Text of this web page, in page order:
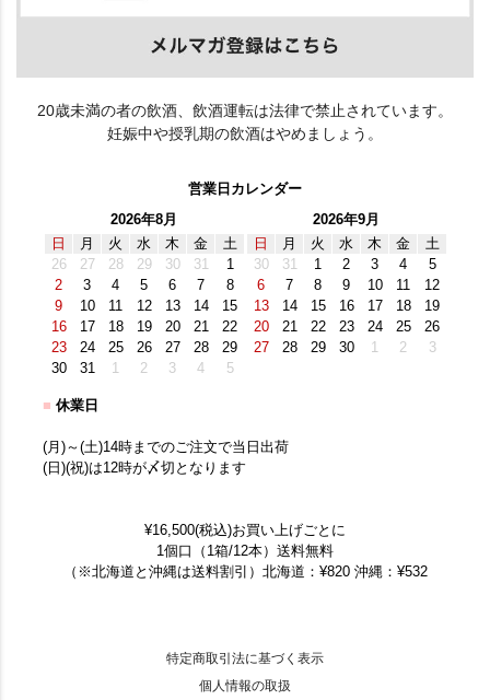
20歳未満の者の飲酒、飲酒運転は法律で禁止されています。
妊娠中や授乳期の飲酒はやめましょう。
営業日カレンダー
2026年8月
日
月 火 水 木 金
土
26
27 28 29 30 31
1
2
3 4 5 6 7
8
9
10 11 12 13 14
15
16
17 18 19 20 21
22
23
24 25 26 27 28
29
30
31 1 2 3 4 5
2026年9月
日
月 火 水 木 金
土
30
31 1 2 3 4
5
6
7 8 9 10 11
12
13
14 15 16 17 18
19
20
21 22 23 24 25
26
27
28 29 30 1 2 3
■ 休業日
(月)～(土)14時までのご注文で当日出荷
(日)(祝)は12時が〆切となります
¥16,500(税込)お買い上げごとに
1個口（1箱/12本）送料無料
（※北海道と沖縄は送料割引）北海道：¥820 沖縄：¥532
特定商取引法に基づく表示
個人情報の取扱